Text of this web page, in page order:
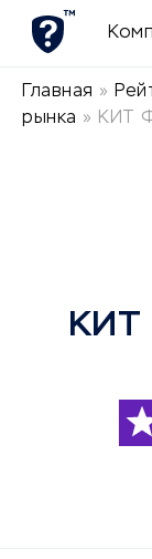
Главная »
рынка » КИТ
КИТ